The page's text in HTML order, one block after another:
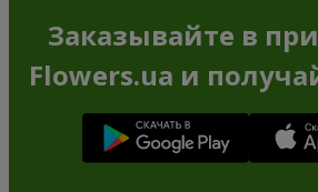
Заказывайте в
Flowers.ua и